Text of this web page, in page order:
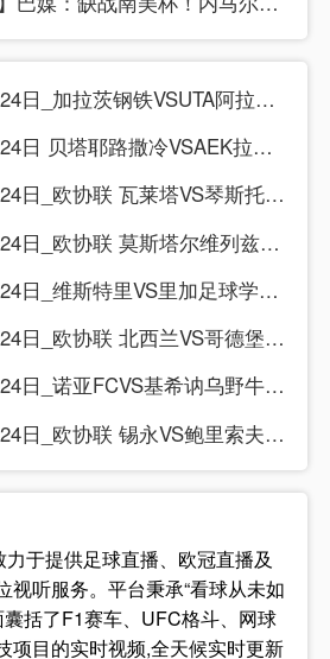
2026年07月24日_加拉茨钢铁VSUTA阿拉德 罗甲录像
2026年07月24日 贝塔耶路撒冷VSAEK拉纳卡 欧协联
2026年07月24日_欧协联 瓦莱塔VS琴斯托霍瓦录像_高
2026年07月24日_欧协联 莫斯塔尔维列兹VS多瑙斯特雷
2026年07月24日_维斯特里VS里加足球学院 欧协联录像
2026年07月24日_欧协联 北西兰VS哥德堡盖斯录像_高
2026年07月24日_诺亚FCVS基希讷乌野牛 欧协联录像
2026年07月24日_欧协联 锡永VS鲍里索夫巴特录像_全
于提供足球直播、欧冠直播及
视听服务。平台秉承“看球从未如
囊括了F1赛车、UFC格斗、网球
项目的实时视频,全天候实时更新